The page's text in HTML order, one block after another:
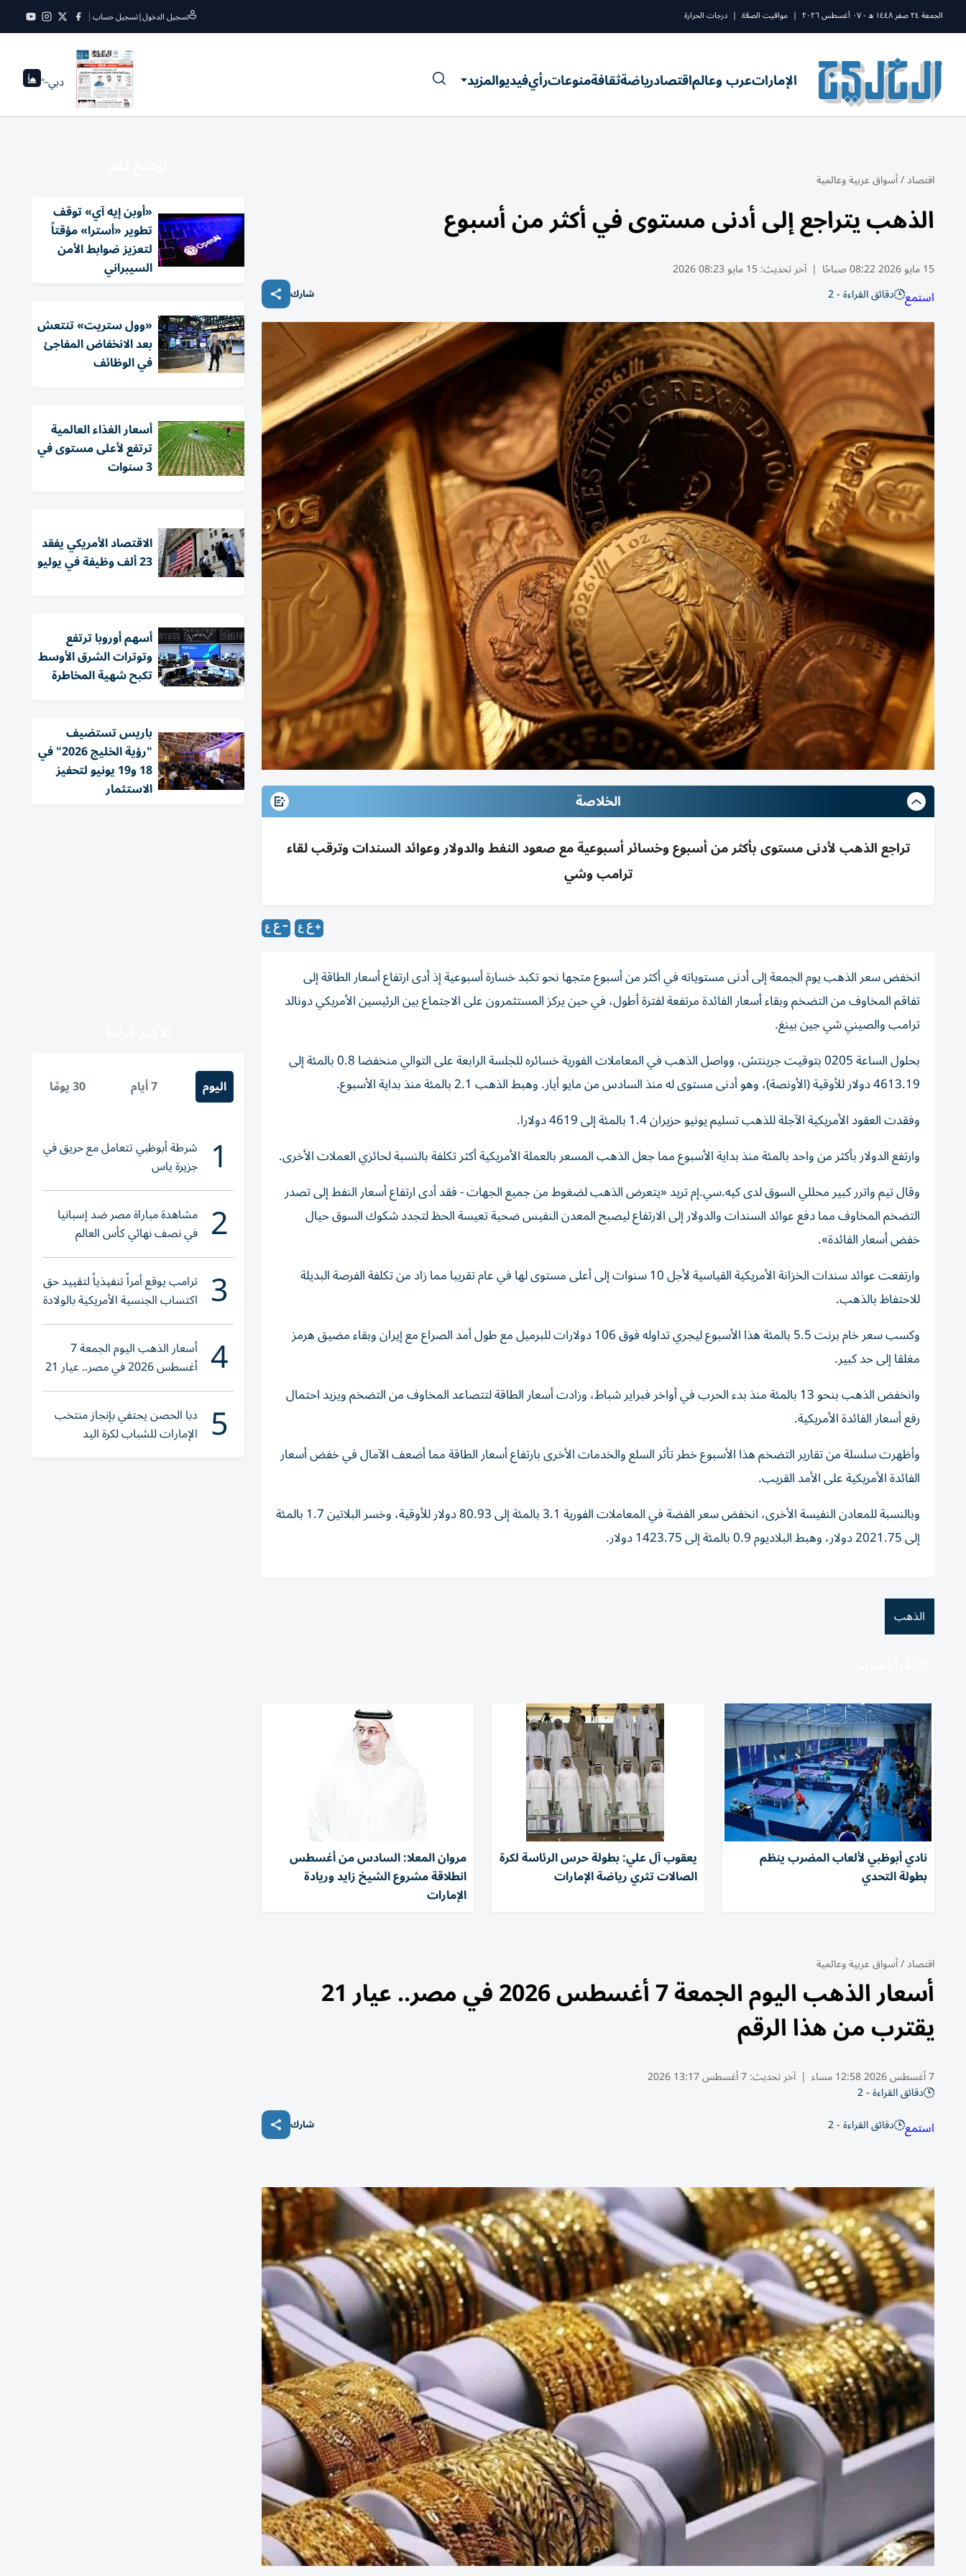
الجمعة ٢٤ صفر ١٤٤٨ ه - ٠٧ أغسطس ٢٠٢٦ | مواقيت الصلاة | درجات الحرارة تسجيل الدخول|تسجيل حساب
الإماراتعرب وعالماقتصادرياضةثقافةمنوعاترأيفيديوالمزيد دبي--°
اقتصاد/أسواق عربية وعالمية
الذهب يتراجع إلى أدنى مستوى في أكثر من أسبوع
15 مايو 2026 08:22 صباحًا | آخر تحديث:15 مايو 08:23 2026
استمع دقائق القراءة - 2 شارك
الخلاصة
تراجع الذهب لأدنى مستوى بأكثر من أسبوع وخسائر أسبوعية مع صعود النفط والدولار وعوائد السندات وترقب لقاء
ترامب وشي
انخفض سعر الذهب يوم الجمعة إلى أدنى مستوياته في أكثر من أسبوع متجها نحو تكبد خسارة أسبوعية إذ أدى ارتفاع أسعار الطاقة ‌إلى
تفاقم المخاوف من التضخم وبقاء أسعار الفائدة مرتفعة لفترة أطول، ​في حين ⁠يركز المستثمرون على الاجتماع بين الرئيسين الأمريكي دونالد
ترامب ‌والصيني شي جين بينغ.
بحلول ‌الساعة 0205 بتوقيت جرينتش، وواصل الذهب في المعاملات الفورية خسائره للجلسة الرابعة على التوالي منخفضا 0.8 بالمئة إلى
4613.19 دولار للأوقية (الأونصة)، وهو أدنى ‌مستوى له منذ السادس من مايو أيار. وهبط الذهب 2.1 بالمئة منذ ⁠بداية الأسبوع.
وفقدت العقود الأمريكية الآجلة للذهب تسليم يونيو حزيران 1.4 بالمئة إلى 4619 دولارا.
وارتفع الدولار بأكثر من واحد بالمئة منذ بداية الأسبوع مما جعل الذهب المسعر بالعملة الأمريكية أكثر تكلفة بالنسبة لحائزي العملات الأخرى.
وقال تيم واترر كبير محللي السوق لدى كيه.سي.إم تريد «يتعرض الذهب لضغوط من جميع ​الجهات - فقد أدى ارتفاع أسعار النفط إلى تصدر
التضخم المخاوف مما ‌دفع عوائد السندات والدولار إلى الارتفاع ليصبح المعدن النفيس ضحية تعيسة الحظ لتجدد شكوك السوق حيال
خفض أسعار الفائدة».
وارتفعت عوائد سندات الخزانة الأمريكية ⁠القياسية لأجل 10 سنوات إلى أعلى مستوى لها في عام تقريبا مما زاد من تكلفة الفرصة البديلة
للاحتفاظ بالذهب.
وكسب سعر خام برنت 5.5 بالمئة هذا ​الأسبوع ليجري ‌تداوله فوق 106 دولارات للبرميل مع طول أمد الصراع مع إيران ‌وبقاء مضيق هرمز
مغلقا إلى حد كبير.
وانخفض الذهب بنحو 13 بالمئة منذ بدء الحرب في أواخر فبراير شباط، وزادت أسعار الطاقة لتتصاعد المخاوف من التضخم ‌ويزيد احتمال
رفع ‌أسعار الفائدة الأمريكية.
وأظهرت سلسلة من ⁠تقارير التضخم هذا الأسبوع خطر تأثر السلع والخدمات الأخرى بارتفاع ‌أسعار الطاقة مما أضعف الآمال في خفض أسعار
الفائدة الأمريكية على الأمد القريب.
وبالنسبة للمعادن النفيسة ​الأخرى، انخفض سعر الفضة في المعاملات الفورية 3.1 بالمئة إلى 80.93 دولار للأوقية، وخسر البلاتين 1.7 بالمئة
إلى 2021.75 دولار، وهبط ⁠البلاديوم 0.9 بالمئة إلى 1423.75 دولار.
الذهب
نادي أبوظبي لألعاب المضرب ينظم
بطولة التحدي
يعقوب آل علي: بطولة حرس الرئاسة لكرة
الصالات تثري رياضة الإمارات
مروان المعلا: السادس من أغسطس
انطلاقة مشروع الشيخ زايد وريادة
الإمارات
اقتصاد/أسواق عربية وعالمية
أسعار الذهب اليوم الجمعة 7 أغسطس 2026 في مصر.. عيار 21
يقترب من هذا الرقم
7 أغسطس 2026 12:58 مساء | آخر تحديث:7 أغسطس 13:17 2026
دقائق القراءة - 2
استمع دقائق القراءة - 2 شارك
«أوبن إيه آي» توقف
تطوير «أسترا» مؤقتاً
لتعزيز ضوابط الأمن
السيبراني
«وول ستريت» تنتعش
بعد الانخفاض المفاجئ
في الوظائف
أسعار الغذاء العالمية
ترتفع لأعلى مستوى في
3 سنوات
الاقتصاد الأمريكي يفقد
23 ألف وظيفة في يوليو
أسهم أوروبا ترتفع
وتوترات الشرق الأوسط
تكبح شهية المخاطرة
باريس تستضيف
"رؤية الخليج 2026" في
18 و19 يونيو لتحفيز
الاستثمار
اليوم 7 أيام 30 يومًا
1 شرطة أبوظبي تتعامل مع حريق في
جزيرة ياس
2 مشاهدة مباراة مصر ضد إسبانيا
في نصف نهائي كأس العالم
لناشئات اليد 2026
3 ترامب يوقع أمراً تنفيذياً لتقييد حق
اكتساب الجنسية الأمريكية بالولادة
4 أسعار الذهب اليوم الجمعة 7
أغسطس 2026 في مصر.. عيار 21
يقترب من هذا الرقم
5 دبا الحصن يحتفي بإنجاز منتخب
الإمارات للشباب لكرة اليد